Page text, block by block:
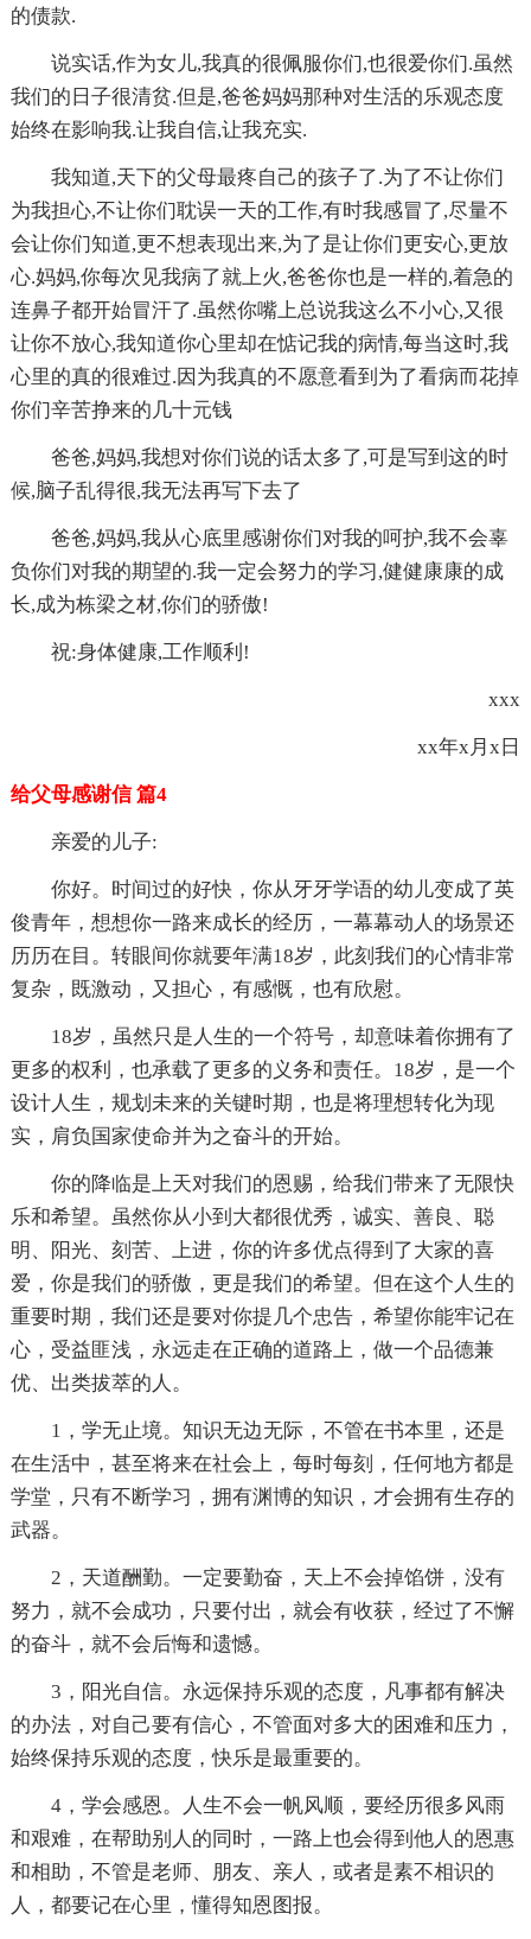
的债款.
说实话,作为女儿,我真的很佩服你们,也很爱你们.虽然
我们的日子很清贫.但是,爸爸妈妈那种对生活的乐观态度
始终在影响我.让我自信,让我充实.
我知道,天下的父母最疼自己的孩子了.为了不让你们
为我担心,不让你们耽误一天的工作,有时我感冒了,尽量不
会让你们知道,更不想表现出来,为了是让你们更安心,更放
心.妈妈,你每次见我病了就上火,爸爸你也是一样的,着急的
连鼻子都开始冒汗了.虽然你嘴上总说我这么不小心,又很
让你不放心,我知道你心里却在惦记我的病情,每当这时,我
心里的真的很难过.因为我真的不愿意看到为了看病而花掉
你们辛苦挣来的几十元钱
爸爸,妈妈,我想对你们说的话太多了,可是写到这的时
候,脑子乱得很,我无法再写下去了
爸爸,妈妈,我从心底里感谢你们对我的呵护,我不会辜
负你们对我的期望的.我一定会努力的学习,健健康康的成
长,成为栋梁之材,你们的骄傲!
祝:身体健康,工作顺利!
xxx
xx年x月x日
给父母感谢信 篇4
亲爱的儿子:
你好。时间过的好快，你从牙牙学语的幼儿变成了英
俊青年，想想你一路来成长的经历，一幕幕动人的场景还
历历在目。转眼间你就要年满18岁，此刻我们的心情非常
复杂，既激动，又担心，有感慨，也有欣慰。
18岁，虽然只是人生的一个符号，却意味着你拥有了
更多的权利，也承载了更多的义务和责任。18岁，是一个
设计人生，规划未来的关键时期，也是将理想转化为现
实，肩负国家使命并为之奋斗的开始。
你的降临是上天对我们的恩赐，给我们带来了无限快
乐和希望。虽然你从小到大都很优秀，诚实、善良、聪
明、阳光、刻苦、上进，你的许多优点得到了大家的喜
爱，你是我们的骄傲，更是我们的希望。但在这个人生的
重要时期，我们还是要对你提几个忠告，希望你能牢记在
心，受益匪浅，永远走在正确的道路上，做一个品德兼
优、出类拔萃的人。
1，学无止境。知识无边无际，不管在书本里，还是
在生活中，甚至将来在社会上，每时每刻，任何地方都是
学堂，只有不断学习，拥有渊博的知识，才会拥有生存的
武器。
2，天道酬勤。一定要勤奋，天上不会掉馅饼，没有
努力，就不会成功，只要付出，就会有收获，经过了不懈
的奋斗，就不会后悔和遗憾。
3，阳光自信。永远保持乐观的态度，凡事都有解决
的办法，对自己要有信心，不管面对多大的困难和压力，
始终保持乐观的态度，快乐是最重要的。
4，学会感恩。人生不会一帆风顺，要经历很多风雨
和艰难，在帮助别人的同时，一路上也会得到他人的恩惠
和相助，不管是老师、朋友、亲人，或者是素不相识的
人，都要记在心里，懂得知恩图报。